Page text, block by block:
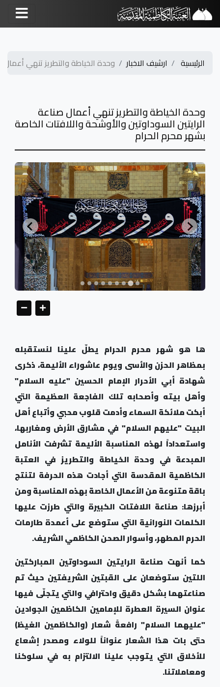
الرئيسية ارشيف الاخبار وحدة الخياطة والتطريز تنهي أعمال
وحدة الخياطة والتطريز تنهي أعمال صناعة
الرايتين السوداوتين والأوشحة واللافتات الخاصة
بشهر محرم الحرام
ها هو شهر محرم الحرام يطلّ علينا لنستقبله
بمظاهر الحزن والأسى ويوم عاشوراء الأليمة، ذكرى
شهادة أبي الأحرار الإمام الحسين "عليه السلام"
وأهل بيته وأصحابه تلك الفاجعة العظيمة التي
أبكت ملائكة السماء وأدمت قلوب محبي وأتباع أهل
البيت "عليهم السلام" في مشارق الأرض ومغاربها،
واستعداداً لهذه المناسبة الأليمة تشرفت الأنامل
المبدعة في وحدة الخياطة والتطريز في العتبة
الكاظمية المقدسة التي أجادت هذه الحرفة لتنتج
باقة متنوعة من الأعمال الخاصة بهذه المناسبة ومن
أبرزها: صناعة اللافتات الكبيرة والتي طرزت عليها
الكلمات النورانية التي ستوضع على أعمدة طارمات
الحرم المطهر، وأسوار الصحن الكاظمي الشريف.
كما أنهت صناعة الرايتين السوداوتين المباركتين
اللتين ستوضعان على القبتين الشريفتين حيث تم
صناعتهما بشكل دقيق واحترافي والتي يتجلّى فيها
عنوان السيرة العطرة للإمامين الكاظمين الجوادين
"عليهما السلام" رافعةً شعار (والكاظمين الغيظ)
حتى بات هذا الشعار عنواناً للولاء ومصدر إشعاع
للأخلاق التي يتوجب علينا الالتزام به في سلوكنا
ومعاملاتنا.